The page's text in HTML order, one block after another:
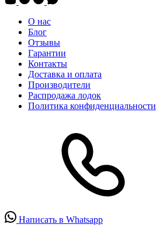
О нас
Блог
Отзывы
Гарантии
Контакты
Доставка и оплата
Производители
Распродажа лодок
Политика конфиденциальности
Написать в Whatsapp